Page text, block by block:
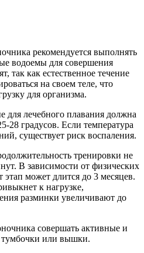
рекомендуется выполнять
водоемы для совершения
так как естественное течение
на своем теле, что
для организма.
для лечебного плавания должна
28 градусов. Если температура
существует риск воспаления.
тренировки не
В зависимости от физических
этап может длится до 3 месяцев.
к нагрузке,
разминки увеличивают до
совершать активные и
тумбочки или вышки.